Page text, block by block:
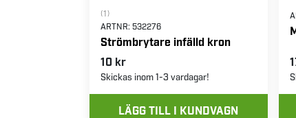
(1)
ARTNR: 532276
Strömbrytare infälld kron
10 kr
Skickas inom 1-3 vardagar!
LÄGG TILL I KUNDVAGN